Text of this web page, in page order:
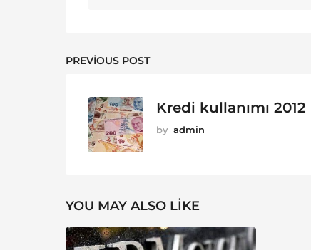
PREVIOUS POST
Kredi kullanımı 2012
by admin
YOU MAY ALSO LIKE